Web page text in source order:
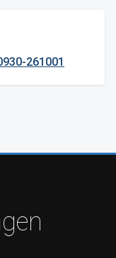
261001